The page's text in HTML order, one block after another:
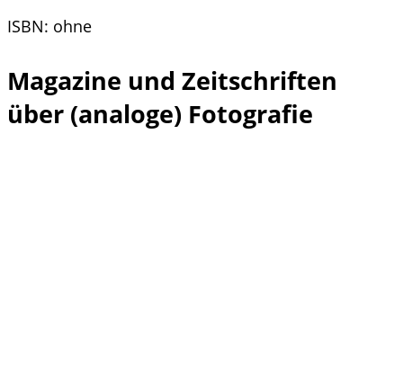
ISBN: ohne
Magazine und Zeitschriften
über (analoge) Fotografie